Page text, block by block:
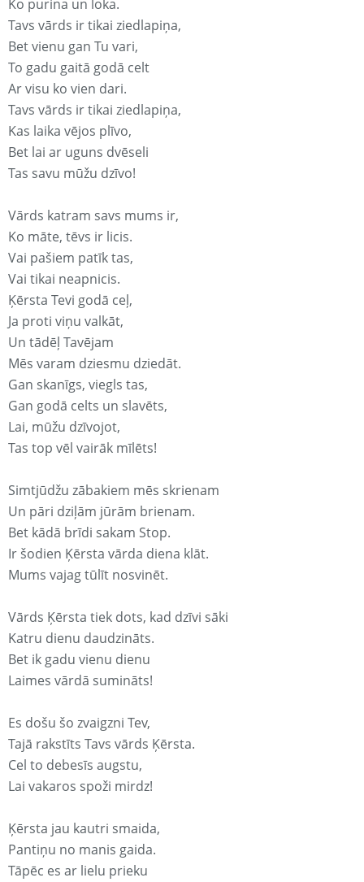
Ko purina un loka.
Tavs vārds ir tikai ziedlapiņa,
Bet vienu gan Tu vari,
To gadu gaitā godā celt
Ar visu ko vien dari.
Tavs vārds ir tikai ziedlapiņa,
Kas laika vējos plīvo,
Bet lai ar uguns dvēseli
Tas savu mūžu dzīvo!
Vārds katram savs mums ir,
Ko māte, tēvs ir licis.
Vai pašiem patīk tas,
Vai tikai neapnicis.
Ķērsta Tevi godā ceļ,
Ja proti viņu valkāt,
Un tādēļ Tavējam
Mēs varam dziesmu dziedāt.
Gan skanīgs, viegls tas,
Gan godā celts un slavēts,
Lai, mūžu dzīvojot,
Tas top vēl vairāk mīlēts!
Simtjūdžu zābakiem mēs skrienam
Un pāri dziļām jūrām brienam.
Bet kādā brīdi sakam Stop.
Ir šodien Ķērsta vārda diena klāt.
Mums vajag tūlīt nosvinēt.
Vārds Ķērsta tiek dots, kad dzīvi sāki
Katru dienu daudzināts.
Bet ik gadu vienu dienu
Laimes vārdā sumināts!
Es došu šo zvaigzni Tev,
Tajā rakstīts Tavs vārds Ķērsta.
Cel to debesīs augstu,
Lai vakaros spoži mirdz!
Ķērsta jau kautri smaida,
Pantiņu no manis gaida.
Tāpēc es ar lielu prieku